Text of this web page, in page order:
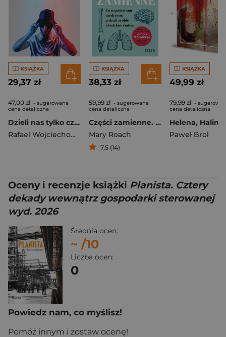
KSIĄŻKA
29,37 zł
47,00 zł - sugerowana
cena detaliczna
Dzieli nas tylko czas…
Rafael Wojciechowski
KSIĄŻKA
38,33 zł
59,99 zł - sugerowana
cena detaliczna
Części zamienne. Co współczesna medycyna potrafi zrobić z ludzkim ciałem
Mary Roach
7,5 (14)
KSIĄŻKA
49,99 zł
79,99 zł -
cena detaliczna
Paweł Brol
Oceny i recenzje książki Planista. Cztery
dekady wewnątrz gospodarki sterowanej
wyd. 2026
Średnia ocen:
~ /10
Liczba ocen:
0
Powiedz nam, co myślisz!
Pomóż innym i zostaw ocenę!